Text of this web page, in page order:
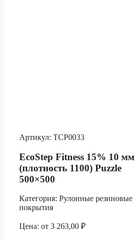
Артикул: ТСР0033
EcoStep Fitness 15% 10 мм
(плотность 1100) Puzzle
500×500
Категория: Рулонные резиновые
покрытия
Цена: от 3 263,00 ₽